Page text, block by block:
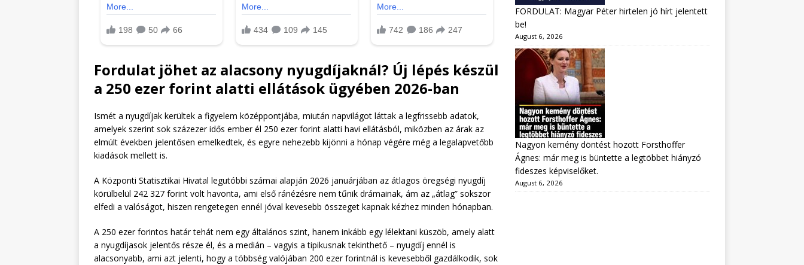
Fordulat jöhet az alacsony nyugdíjaknál? Új lépés készül
a 250 ezer forint alatti ellátások ügyében 2026-ban
Ismét a nyugdíjak kerültek a figyelem középpontjába, miután napvilágot láttak a legfrissebb adatok,
amelyek szerint sok százezer idős ember él 250 ezer forint alatti havi ellátásból, miközben az árak az
elmúlt években jelentősen emelkedtek, és egyre nehezebb kijönni a hónap végére még a legalapvetőbb
kiadások mellett is.
A Központi Statisztikai Hivatal legutóbbi számai alapján 2026 januárjában az átlagos öregségi nyugdíj
körülbelül 242 327 forint volt havonta, ami első ránézésre nem tűnik drámainak, ám az „átlag” sokszor
elfedi a valóságot, hiszen rengetegen ennél jóval kevesebb összeget kapnak kézhez minden hónapban.
A 250 ezer forintos határ tehát nem egy általános szint, hanem inkább egy lélektani küszöb, amely alatt
a nyugdíjasok jelentős része él, és a medián – vagyis a tipikusnak tekinthető – nyugdíj ennél is
alacsonyabb, ami azt jelenti, hogy a többség valójában 200 ezer forintnál is kevesebből gazdálkodik, sok
FORDULAT: Magyar Péter hirtelen jó hírt jelentett
be!
August 6, 2026
Nagyon kemény döntést hozott Forsthoffer
Ágnes: már meg is büntette a legtöbbet hiányzó
fideszes képviselőket.
August 6, 2026